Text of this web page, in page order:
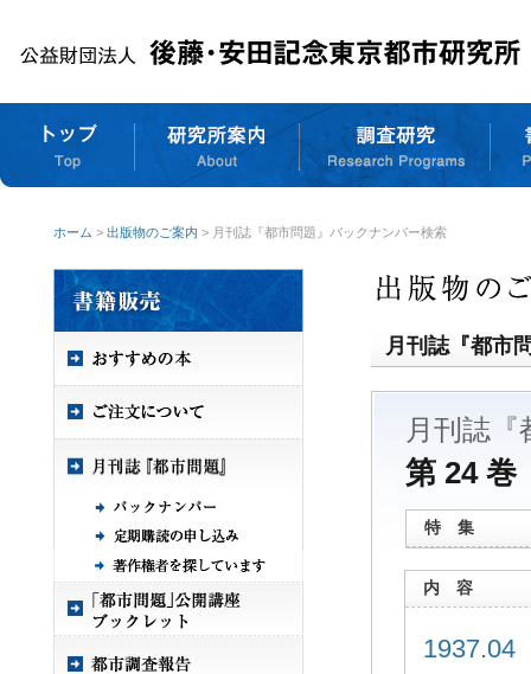
ホーム > 出版物のご案内 > 月刊誌『都市問題』バックナンバー検索
月刊誌『都市
月刊誌『
第 24
特 集
内 容